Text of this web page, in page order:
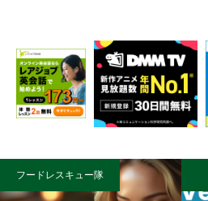
フードレスキュー隊